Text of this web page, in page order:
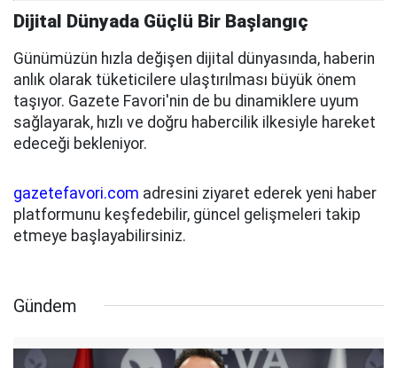
Dijital Dünyada Güçlü Bir Başlangıç
Günümüzün hızla değişen dijital dünyasında, haberin
anlık olarak tüketicilere ulaştırılması büyük önem
taşıyor. Gazete Favori'nin de bu dinamiklere uyum
sağlayarak, hızlı ve doğru habercilik ilkesiyle hareket
edeceği bekleniyor.
gazetefavori.com adresini ziyaret ederek yeni haber
platformunu keşfedebilir, güncel gelişmeleri takip
etmeye başlayabilirsiniz.
Gündem